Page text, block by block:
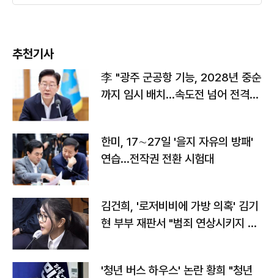
추천기사
李 "광주 군공항 기능, 2028년 중순
까지 임시 배치…속도전 넘어 전격
한미, 17∼27일 '을지 자유의 방패'
연습…전작권 전환 시험대
김건희, '로저비비에 가방 의혹' 김기
현 부부 재판서 "범죄 연상시키지 말
'청년 버스 하우스' 논란 황희 "청년